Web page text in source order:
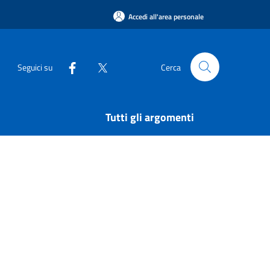
Accedi all'area personale
Seguici su Cerca
Tutti gli argomenti